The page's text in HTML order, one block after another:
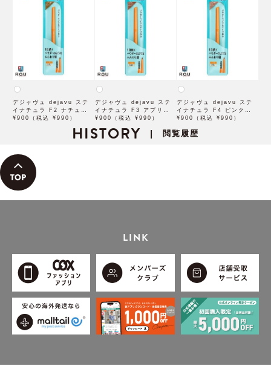
デジャヴュ dejavu ステ
イナチュラ F2 ナチュラル
ブラウン【アイブロウ】
¥900（税込 ¥990）
デジャヴュ dejavu ステ
イナチュラ F3 アプリコッ
トブラウン【アイブロウ】
¥900（税込 ¥990）
デジャヴュ dejavu ステ
イナチュラ F4 ピンクベー
ジュ【アイブロウ】【イミ
¥900（税込 ¥990）
HISTORY | 閲覧履歴
LINK